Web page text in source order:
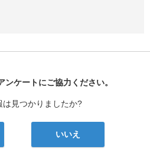
ンケートにご協力ください。
は見つかりましたか?
いいえ